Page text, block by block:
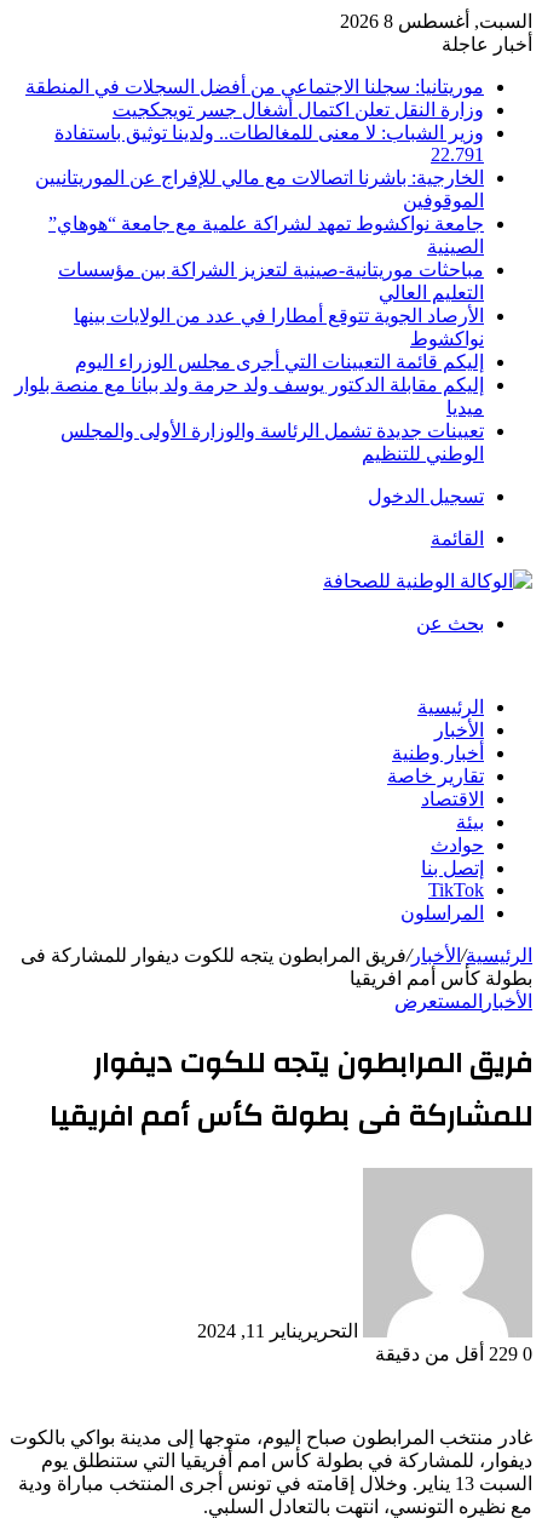
السبت, أغسطس 8 2026
أخبار عاجلة
موريتانيا: سجلنا الاجتماعي من أفضل السجلات في المنطقة
وزارة النقل تعلن اكتمال أشغال جسر تويجكجيت
وزير الشباب: لا معنى للمغالطات.. ولدينا توثيق باستفادة
22.791
الخارجية: باشرنا اتصالات مع مالي للإفراج عن الموريتانيين
الموقوفين
جامعة نواكشوط تمهد لشراكة علمية مع جامعة “هوهاي”
الصينية
مباحثات موريتانية-صينية لتعزيز الشراكة بين مؤسسات
التعليم العالي
الأرصاد الجوية تتوقع أمطارا في عدد من الولايات بينها
نواكشوط
إليكم قائمة التعيينات التي أجرى مجلس الوزراء اليوم
إليكم مقابلة الدكتور يوسف ولد حرمة ولد ببانا مع منصة بلوار
ميديا
تعيينات جديدة تشمل الرئاسة والوزارة الأولى والمجلس
الوطني للتنظيم
تسجيل الدخول
القائمة
بحث عن
الرئيسية
الأخبار
أخبار وطنية
تقارير خاصة
الاقتصاد
بيئة
حوادث
إتصل بنا
TikTok
المراسلون
الرئيسية/ الأخبار/فريق المرابطون يتجه للكوت ديفوار للمشاركة فى
بطولة كأس أمم افريقيا
الأخبار المستعرض
فريق المرابطون يتجه للكوت ديفوار
للمشاركة فى بطولة كأس أمم افريقيا
التحرير يناير 11, 2024
0
أقل من دقيقة
غادر منتخب المرابطون صباح اليوم، متوجها إلى مدينة بواكي بالكوت
ديفوار، للمشاركة في بطولة كأس امم أفريقيا التي ستنطلق يوم
السبت 13 يناير. وخلال إقامته في تونس أجرى المنتخب مباراة ودية
مع نظيره التونسي، انتهت بالتعادل السلبي.